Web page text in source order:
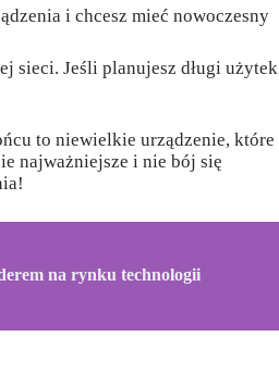
i chcesz mieć nowoczesny
sieci. Jeśli planujesz długi użytek
to niewielkie urządzenie, które
najważniejsze i nie bój się
na rynku technologii